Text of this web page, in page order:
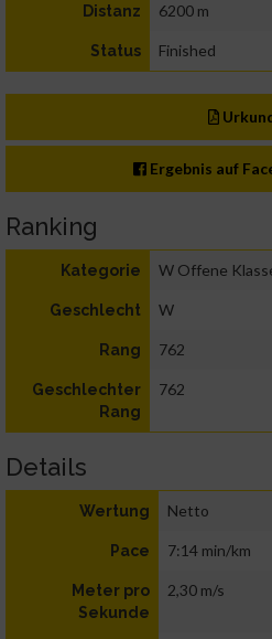
Distanz 6200 m
Status Finished
Ergebnis auf
Ranking
Kategorie W Offene
Geschlecht W
Rang 762
Geschlechter
Rang
762
Details
Wertung Netto
Pace 7:14 min/km
Meter pro
Sekunde
2,30 m/s